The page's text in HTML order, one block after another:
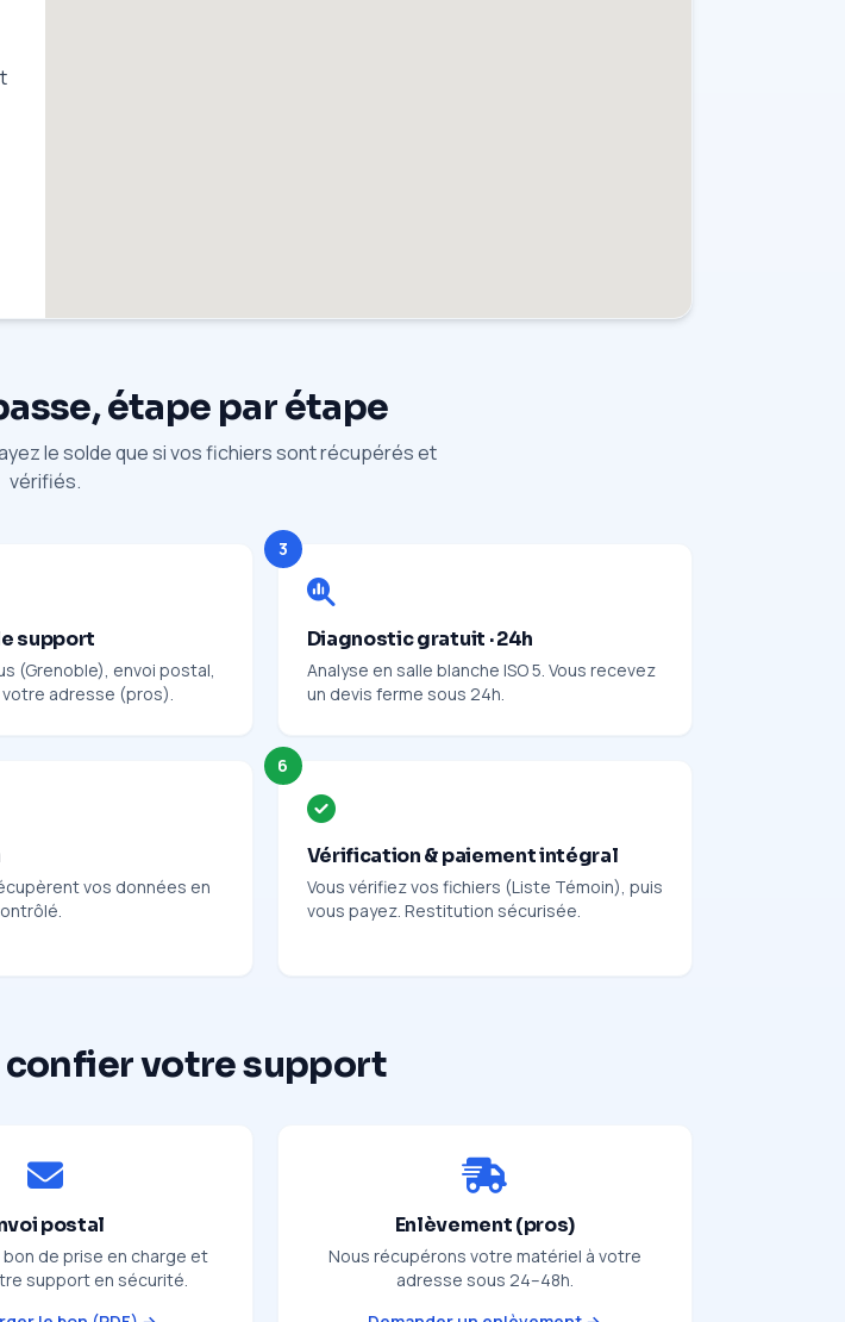
étape par étape
le solde que si vos fichiers sont récupérés et
vérifiés.
support
(Grenoble), envoi postal,
adresse (pros).
3
Diagnostic gratuit · 24h
Analyse en salle blanche ISO 5. Vous recevez
un devis ferme sous 24h.
vos données en
6
Vérification & paiement intégral
Vous vérifiez vos fichiers (Liste Témoin), puis
vous payez. Restitution sécurisée.
confier votre support
postal
de prise en charge et
support en sécurité.
Enlèvement (pros)
Nous récupérons votre matériel à votre
adresse sous 24–48h.